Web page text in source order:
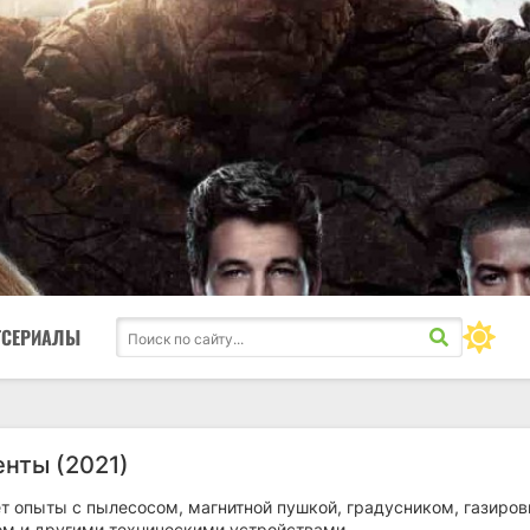
(2021)
опыты с пылесосом, магнитной пушкой, градусником,